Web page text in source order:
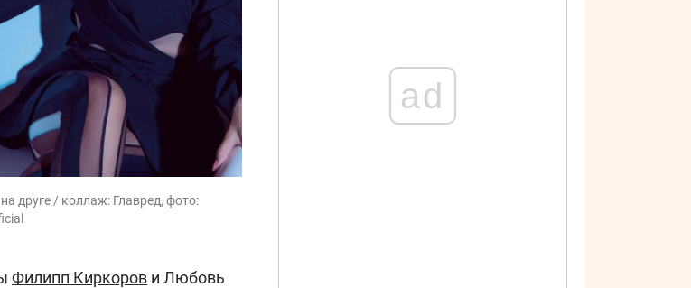
друге / коллаж: Главред, фото:
Филипп Киркоров и Любовь
ad